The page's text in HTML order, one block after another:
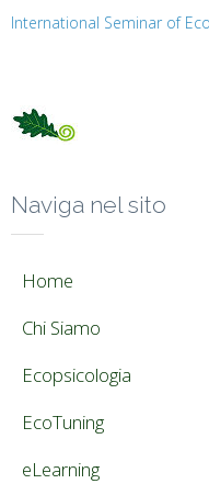
International Seminar of
Naviga nel sito
Home
Chi Siamo
Ecopsicologia
EcoTuning
eLearning